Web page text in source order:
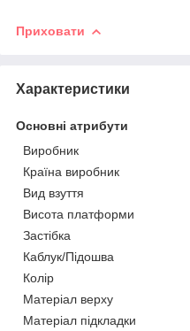
Приховати
Характеристики
Основні атрибути
Виробник
Країна виробник
Вид взуття
Висота платформи
Застібка
Каблук/Підошва
Колір
Матеріал верху
Матеріал підкладки